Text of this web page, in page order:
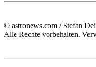
© astronews.com / Stefan
Alle Rechte vorbehalten.